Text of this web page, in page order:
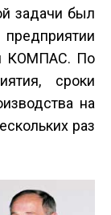
задачи был
КОМПАС. По
сроки
на
раз